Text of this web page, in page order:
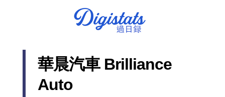
華晨汽車 Brilliance
Auto